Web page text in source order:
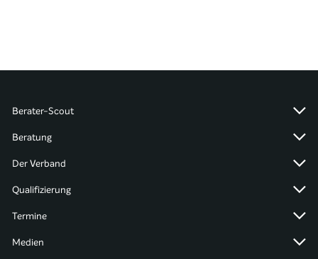
Berater-Scout
Beratung
Der Verband
Qualifizierung
Termine
Medien